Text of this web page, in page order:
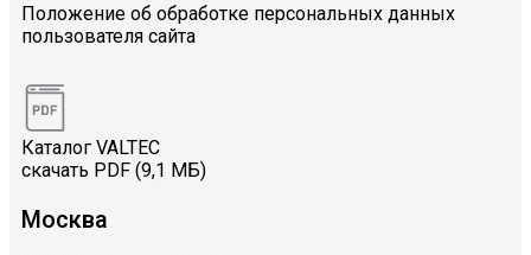
Положение об обработке персональных данных
пользователя сайта
Каталог VALTEC
скачать PDF (9,1 МБ)
Москва